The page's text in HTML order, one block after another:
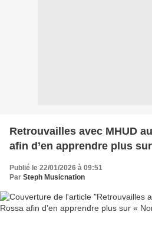
Retrouvailles avec MHUD
afin d’en apprendre plus
Publié le 22/01/2026 à 09:51
Par Steph Musicnation